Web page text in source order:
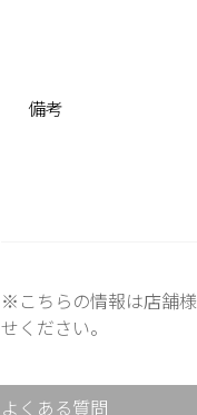
備考
※こちらの情報は店舗
せください。
よくある質問